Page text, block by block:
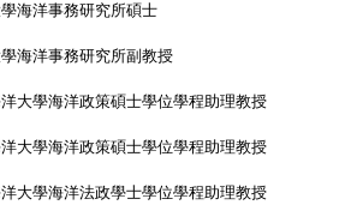
海洋事務研究所碩士
海洋事務研究所副教授
大學海洋政策碩士學位學程助理教授
大學海洋政策碩士學位學程助理教授
大學海洋法政學士學位學程助理教授